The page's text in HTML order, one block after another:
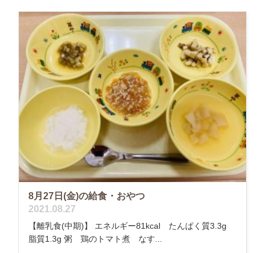
8月27日(金)の給食・おやつ
2021.08.27
【離乳食(中期)】 エネルギー81kcal たんぱく質3.3g
脂質1.3g 粥 鶏のトマト煮 なす...